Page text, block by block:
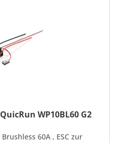
WP10BL60 G2
60A , ESC zur